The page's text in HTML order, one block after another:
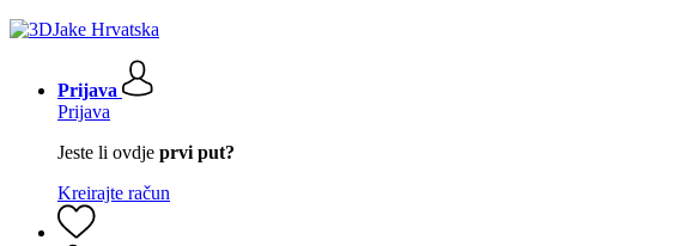
Prijava
Prijava
Jeste li ovdje prvi put?
Kreirajte račun